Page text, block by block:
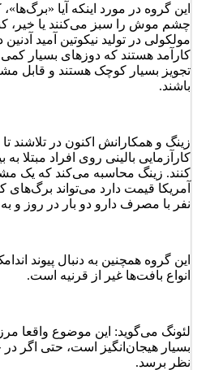
این گروه در مورد اینکه آیا
چشم موش را سبز می‌کنند یا خیر،
مولکولی در تولید نیکوتین آمید
کارآمد هستند که دوزهای بسیار
تجویز بسیار کوچک هستند و قابل
باشند.
زینگ و همکارانش اکنون در تلاشند
کارآزمایی بالینی روی افراد
نفر با مصرف دارو دو بار در روز و
این گروه همچنین به دنبال پیوند
انواع بافت‌ها غیر از قرنیه است.
لئونگ می‌گوید: این موضوع واقعا
بسیار هیجان‌انگیز است، حتی اگر
نظر برسد.